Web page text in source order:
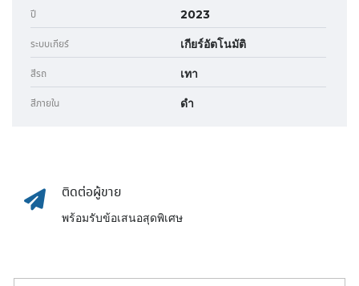
ปี 2023
ระบบเกียร์ เกียร์อัตโนมัติ
สีรถ เทา
สีภายใน ดำ
ติดต่อผู้ขาย
พร้อมรับข้อเสนอสุดพิเศษ